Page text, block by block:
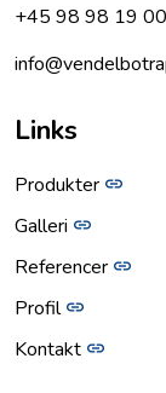
+45 98 98 19 00
Links
Produkter
Galleri
Referencer
Profil
Kontakt